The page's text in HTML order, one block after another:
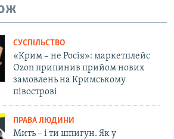
СУСПІЛЬСТВО
«Крим – не Росія»: маркетплейс
Ozon припинив прийом нових
замовлень на Кримському
півострові
ПРАВА ЛЮДИНИ
Мить – і ти шпигун. Як у